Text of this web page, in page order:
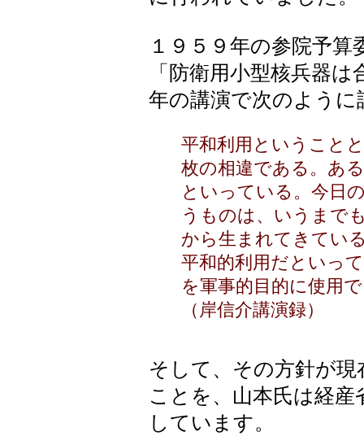
１９５９年の参院予
「防衛用小型核兵器
年の講演で次のよう
平和利用ということ
枚の相違である。あ
といっている。今日
うものは、いうまで
から生まれてきてい
平和的利用だといっ
を軍事的目的に使用
（岸信介講演録）
そして、その方針が
ことを、山本氏は経
しています。